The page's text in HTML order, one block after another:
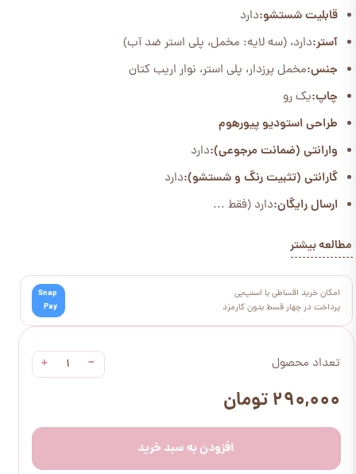
تعداد محصول −
+
۲۹۰,۰۰۰ تومان
افزودن به سبد خرید
قابلیت شستشو:دارد
آستر:دارد، (سه لایه: مخمل، پلی استر ضد آب)
جنس:مخمل پرزدار، پلی استر، نوار اریب کتان
چاپ:یک رو
طراحی استودیو پیورهوم
وارانتی (ضمانت مرجوعی):دارد
گارانتی (تثبیت رنگ و شستشو):دارد
ارسال رایگان:دارد (فقط ...
مطالعه بیشتر
امکان خرید اقساطی با اسنپ‌پی
پرداخت در چهار قسط بدون کارمزد
Snap
Pay